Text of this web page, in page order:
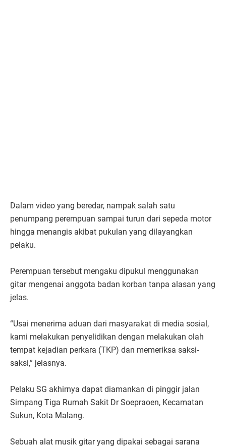
Dalam video yang beredar, nampak salah satu
penumpang perempuan sampai turun dari sepeda motor
hingga menangis akibat pukulan yang dilayangkan
pelaku.
Perempuan tersebut mengaku dipukul menggunakan
gitar mengenai anggota badan korban tanpa alasan yang
jelas.
“Usai menerima aduan dari masyarakat di media sosial,
kami melakukan penyelidikan dengan melakukan olah
tempat kejadian perkara (TKP) dan memeriksa saksi-
saksi,” jelasnya.
Pelaku SG akhirnya dapat diamankan di pinggir jalan
Simpang Tiga Rumah Sakit Dr Soepraoen, Kecamatan
Sukun, Kota Malang.
Sebuah alat musik gitar yang dipakai sebagai sarana